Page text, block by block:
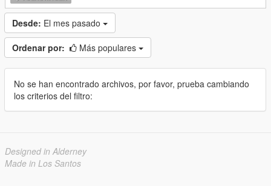
Desde: El mes pasado
Ordenar por: Más populares
No se han encontrado archivos, por favor, prueba cambiando
los criterios del filtro:
Designed in Alderney
Made in Los Santos